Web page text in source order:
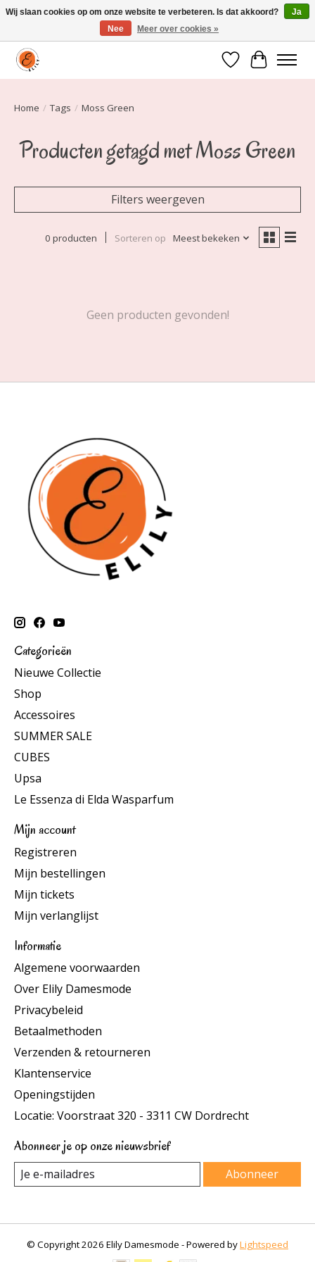
Elily is er om jou te laten stralen! Mode vanaf maat 34 t/m 54
Verlanglijst
Home / Tags / Moss Green
Producten getagd met Moss Green
Filters weergeven
0 producten Sorteren op Meest bekeken
Geen producten gevonden!
Categorieën
Nieuwe Collectie
Shop
Accessoires
SUMMER SALE
CUBES
Upsa
Le Essenza di Elda Wasparfum
Mijn account
Registreren
Mijn bestellingen
Mijn tickets
Mijn verlanglijst
Informatie
Algemene voorwaarden
Over Elily Damesmode
Privacybeleid
Betaalmethoden
Verzenden & retourneren
Klantenservice
Openingstijden
Locatie: Voorstraat 320 - 3311 CW Dordrecht
Abonneer je op onze nieuwsbrief
Abonneer
© Copyright 2026 Elily Damesmode - Powered byLightspeed
Wij slaan cookies op om onze website te verbeteren. Is dat akkoord?
Ja
Nee
Meer over cookies »